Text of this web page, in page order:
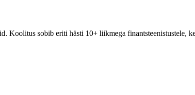
sobib eriti hästi 10+ liikmega finantsteenistustele,